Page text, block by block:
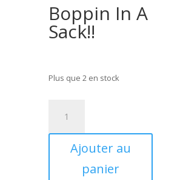
Boppin In A
Sack!!
Plus que 2 en stock
The
Ajouter au
panier